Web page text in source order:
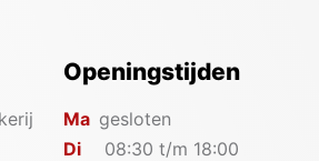
Openingstijden
Ma gesloten
Di
08:30 t/m 18:00